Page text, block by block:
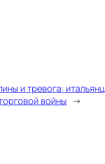
и тревога:
войны →